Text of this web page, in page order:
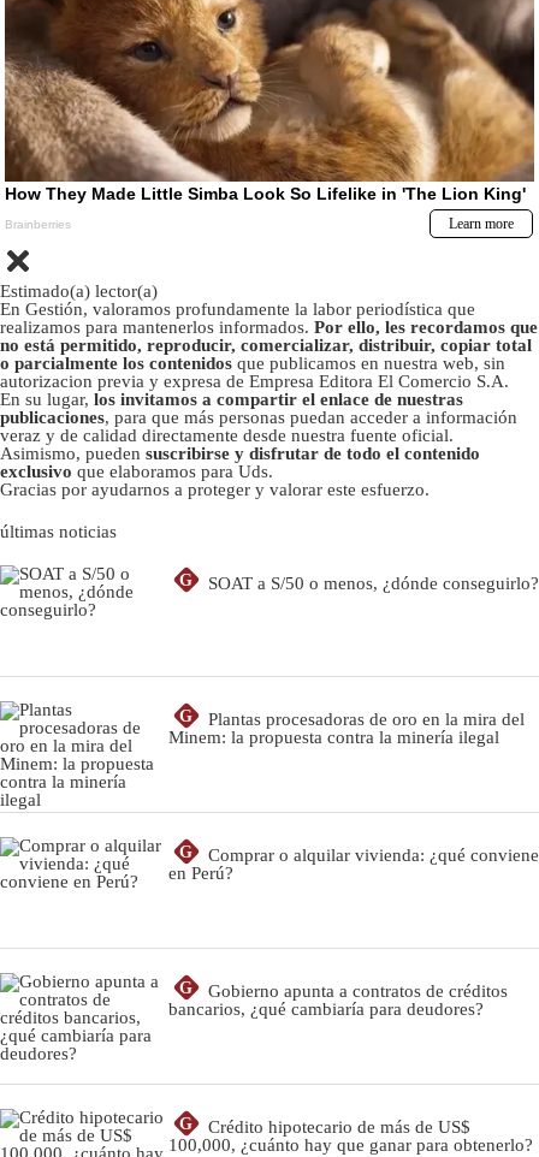
Estimado(a) lector(a)
En Gestión, valoramos profundamente la labor periodística que
realizamos para mantenerlos informados. Por ello, les recordamos que
no está permitido, reproducir, comercializar, distribuir, copiar total
o parcialmente los contenidos que publicamos en nuestra web, sin
autorizacion previa y expresa de Empresa Editora El Comercio S.A.
En su lugar, los invitamos a compartir el enlace de nuestras
publicaciones, para que más personas puedan acceder a información
veraz y de calidad directamente desde nuestra fuente oficial.
Asimismo, pueden suscribirse y disfrutar de todo el contenido
exclusivo que elaboramos para Uds.
Gracias por ayudarnos a proteger y valorar este esfuerzo.
últimas noticias
G SOAT a S/50 o menos, ¿dónde conseguirlo?
G
Plantas procesadoras de oro en la mira del
Minem: la propuesta contra la minería ilegal
G
Comprar o alquilar vivienda: ¿qué conviene
en Perú?
G
Gobierno apunta a contratos de créditos
bancarios, ¿qué cambiaría para deudores?
G
Crédito hipotecario de más de US$
100,000, ¿cuánto hay que ganar para obtenerlo?